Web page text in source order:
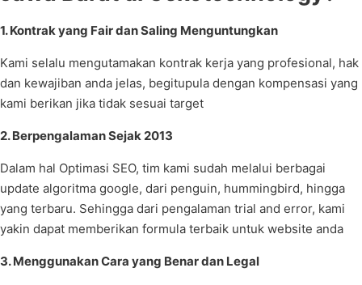
1. Kontrak yang Fair dan Saling Menguntungkan
Kami selalu mengutamakan kontrak kerja yang profesional, hak
dan kewajiban anda jelas, begitupula dengan kompensasi yang
kami berikan jika tidak sesuai target
2. Berpengalaman Sejak 2013
Dalam hal Optimasi SEO, tim kami sudah melalui berbagai
update algoritma google, dari penguin, hummingbird, hingga
yang terbaru. Sehingga dari pengalaman trial and error, kami
yakin dapat memberikan formula terbaik untuk website anda
3. Menggunakan Cara yang Benar dan Legal